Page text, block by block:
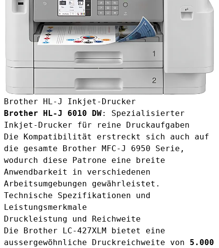
Brother HL-J Inkjet-Drucker
Brother HL-J 6010 DW: Spezialisierter
Inkjet-Drucker für reine Druckaufgaben
Die Kompatibilität erstreckt sich auch auf
die gesamte Brother MFC-J 6950 Serie,
wodurch diese Patrone eine breite
Anwendbarkeit in verschiedenen
Arbeitsumgebungen gewährleistet.
Technische Spezifikationen und
Leistungsmerkmale
Druckleistung und Reichweite
Die Brother LC-427XLM bietet eine
aussergewöhnliche Druckreichweite von 5.000